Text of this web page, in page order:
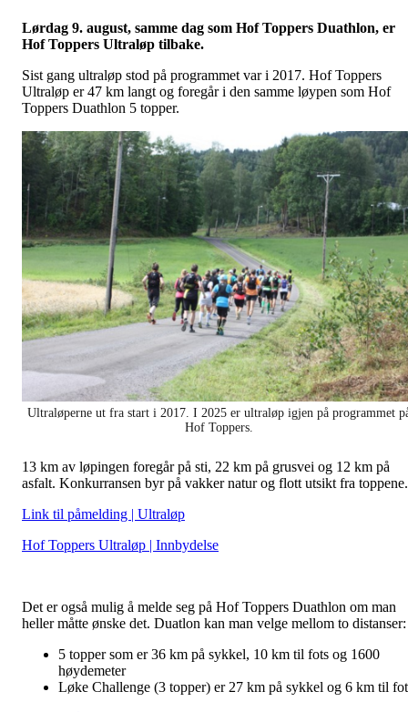
Lørdag 9. august, samme dag som Hof Toppers Duathlon, er
Hof Toppers Ultraløp tilbake.
Sist gang ultraløp stod på programmet var i 2017. Hof Toppers
Ultraløp er 47 km langt og foregår i den samme løypen som Hof
Toppers Duathlon 5 topper.
Ultraløperne ut fra start i 2017. I 2025 er ultraløp igjen på programmet
Hof Toppers.
13 km av løpingen foregår på sti, 22 km på grusvei og 12 km på
asfalt. Konkurransen byr på vakker natur og flott utsikt fra toppene.
Link til påmelding | Ultraløp
Hof Toppers Ultraløp | Innbydelse
Det er også mulig å melde seg på Hof Toppers Duathlon om man
heller måtte ønske det. Duatlon kan man velge mellom to distanser:
5 topper som er 36 km på sykkel, 10 km til fots og 1600
høydemeter
Løke Challenge (3 topper) er 27 km på sykkel og 6 km til